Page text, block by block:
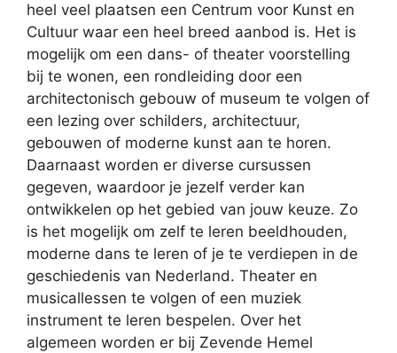
heel veel plaatsen een Centrum voor Kunst en
Cultuur waar een heel breed aanbod is. Het is
mogelijk om een dans- of theater voorstelling
bij te wonen, een rondleiding door een
architectonisch gebouw of museum te volgen of
een lezing over schilders, architectuur,
gebouwen of moderne kunst aan te horen.
Daarnaast worden er diverse cursussen
gegeven, waardoor je jezelf verder kan
ontwikkelen op het gebied van jouw keuze. Zo
is het mogelijk om zelf te leren beeldhouden,
moderne dans te leren of je te verdiepen in de
geschiedenis van Nederland. Theater en
musicallessen te volgen of een muziek
instrument te leren bespelen. Over het
algemeen worden er bij Zevende Hemel